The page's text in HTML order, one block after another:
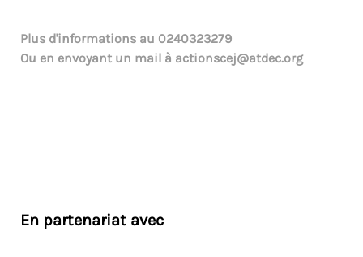
Plus d'informations au 0240323279
Ou en envoyant un mail à actionscej@atdec.org
En partenariat avec